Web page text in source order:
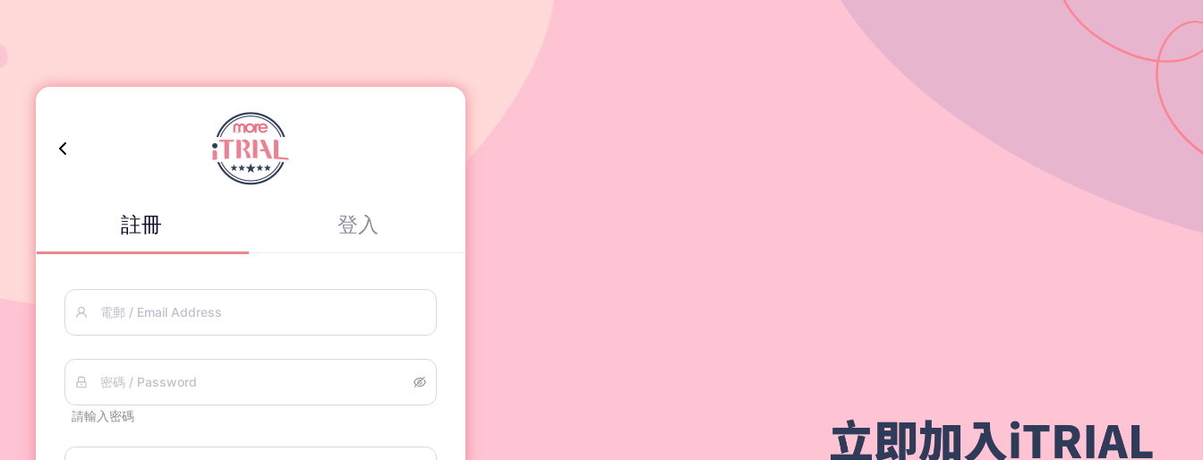
註冊 登入
電郵 / Email Address
密碼 / Password
請輸入密碼